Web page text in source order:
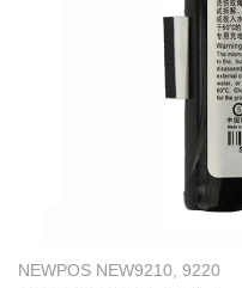
NEWPOS NEW9210, 9220